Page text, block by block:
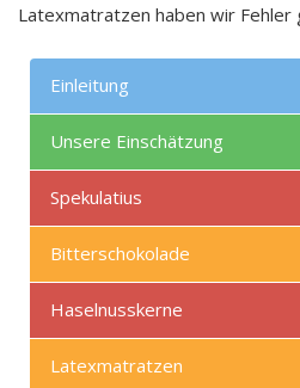
Latexmatratzen haben wir Fehler
Einleitung
Unsere Einschätzung
Spekulatius
Bitterschokolade
Haselnusskerne
Latexmatratzen